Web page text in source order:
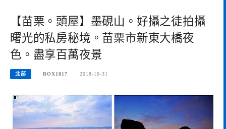
【苗栗。頭屋】墨硯山。好攝之徒拍攝
曙光的私房秘境。苗栗市新東大橋夜
色。盡享百萬夜景
北部 BOX1817 2018-10-31